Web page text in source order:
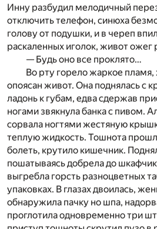
Инну разбудил мелодичный
отключить телефон, синюха
голову от подушки, и в череп
раскаленных иголок, живот ожег
— Будь оно все проклято…
Во рту горело жаркое
опоясан живот. Она поднялась с
ладонь к губам, едва сдержав
ногами звякнула банка с пивом.
сорвала ногтями жестяную
теплую жидкость. Тошнота
болеть, крутило кишечник.
пошатываясь добрела до
выгребла горсть разноцветных
упаковках. В глазах двоилась,
обнаружила пачку но шпа,
проглотила одновременно три